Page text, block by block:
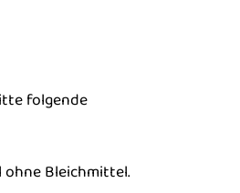
folgende
ohne Bleichmittel.